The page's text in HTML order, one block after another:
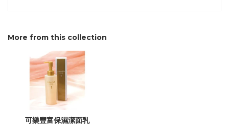
More from this collection
可樂豐富保濕潔面乳